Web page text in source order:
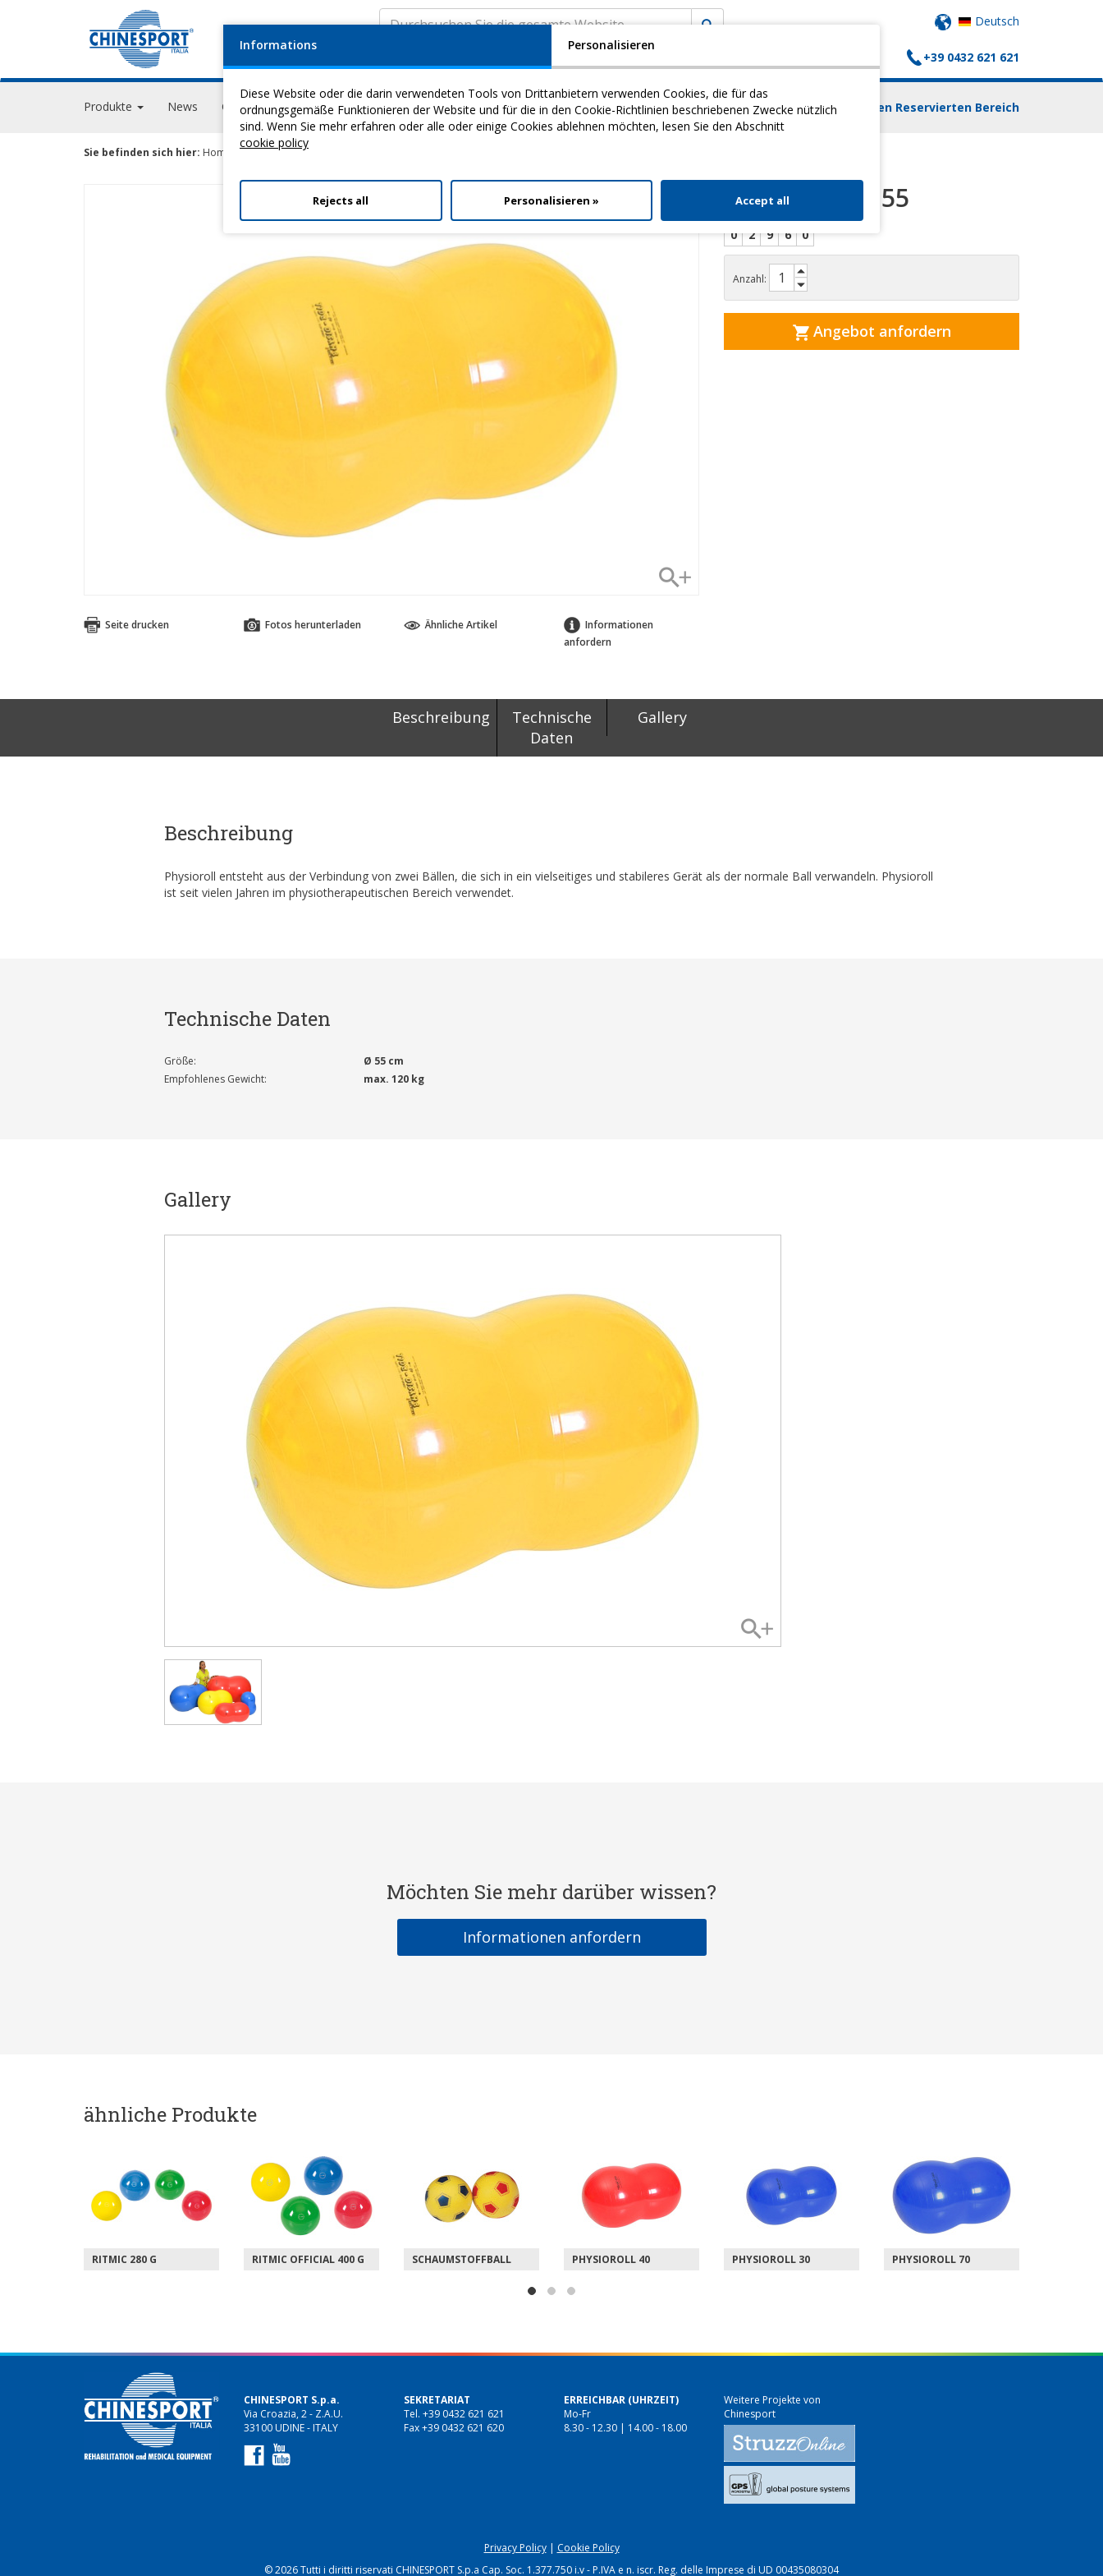
Deutsch
+39 0432 621 621
Produkte News Geschehen GPS Academy Video Download Einloggen Reservierten Bereich
Sie befinden sich hier: Home >Heilgymnastik>
Seite drucken Fotos herunterladen Ähnliche Artikel
Informationen
anfordern
PHYSIOROLL 55
0 2 9 6 0
Anzahl:
Angebot anfordern
Beschreibung
Technische
Daten
Gallery
Beschreibung
Physioroll entsteht aus der Verbindung von zwei Bällen, die sich in ein vielseitiges und stabileres Gerät als der normale Ball verwandeln. Physioroll
ist seit vielen Jahren im physiotherapeutischen Bereich verwendet.
Technische Daten
Größe:
Ø 55 cm
Empfohlenes Gewicht:
max. 120 kg
Gallery
Möchten Sie mehr darüber wissen?
Informationen anfordern
ähnliche Produkte
RITMIC OFFICIAL 400 G SCHAUMSTOFFBALL PHYSIOROLL 40 PHYSIOROLL 30 PHYSIOROLL 70 PHYSIOROLL 85
CHINESPORT S.p.a.
Via Croazia, 2 - Z.A.U.
33100 UDINE - ITALY
SEKRETARIAT
Tel. +39 0432 621 621
Fax +39 0432 621 620
ERREICHBAR (UHRZEIT)
Mo-Fr
8.30 - 12.30 | 14.00 - 18.00
Weitere Projekte von
Chinesport
Privacy Policy| Cookie Policy
© 2026 Tutti i diritti riservati CHINESPORT S.p.a Cap. Soc. 1.377.750 i.v - P.IVA e n. iscr. Reg. delle Imprese di UD 00435080304
Informations Personalisieren
Diese Website oder die darin verwendeten Tools von Drittanbietern verwenden Cookies, die für das
ordnungsgemäße Funktionieren der Website und für die in den Cookie-Richtlinien beschriebenen Zwecke nützlich
sind. Wenn Sie mehr erfahren oder alle oder einige Cookies ablehnen möchten, lesen Sie den Abschnitt
cookie policy
Rejects all Personalisieren » Accept all